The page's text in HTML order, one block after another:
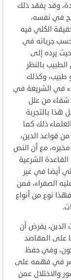
وقد يفقد ذلك
في نفسه،
الكلي فيه
جريانه في
يرده إلى
بالنظر
وكذلك
في الشريعة في
شفاء من علل
هذا بالتجربة
ذلك كما
قواعد الدين،
مع أن النص
الشرعية
أيضا في غير
الصفراء، فمن
نوع من أنواع
الدين، يفرض أن
على المقاصد
وفي حفظ
في فهمه على
والاختلال عمن